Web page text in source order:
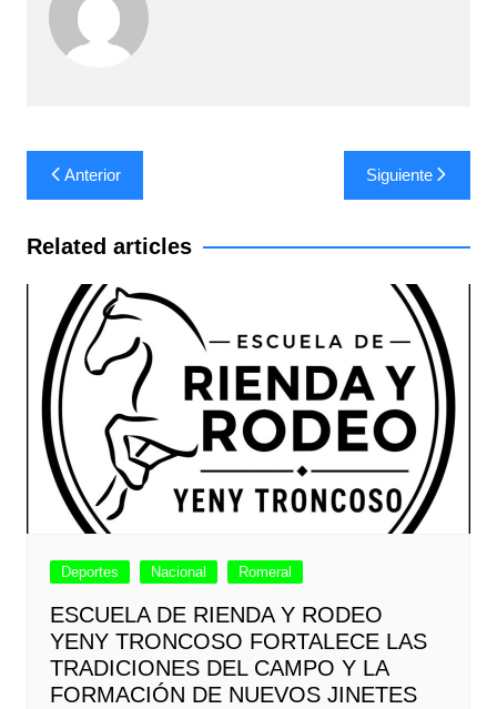
Navegación
de
entradas
Anterior Siguiente
Related articles
Deportes Nacional Romeral
ESCUELA DE RIENDA Y RODEO
YENY TRONCOSO FORTALECE LAS
TRADICIONES DEL CAMPO Y LA
FORMACIÓN DE NUEVOS JINETES